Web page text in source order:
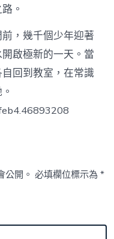
。
，幾千個少年迎著
啟極新的一天。當
回到教室，在常識
公開。 必填欄位標示為*